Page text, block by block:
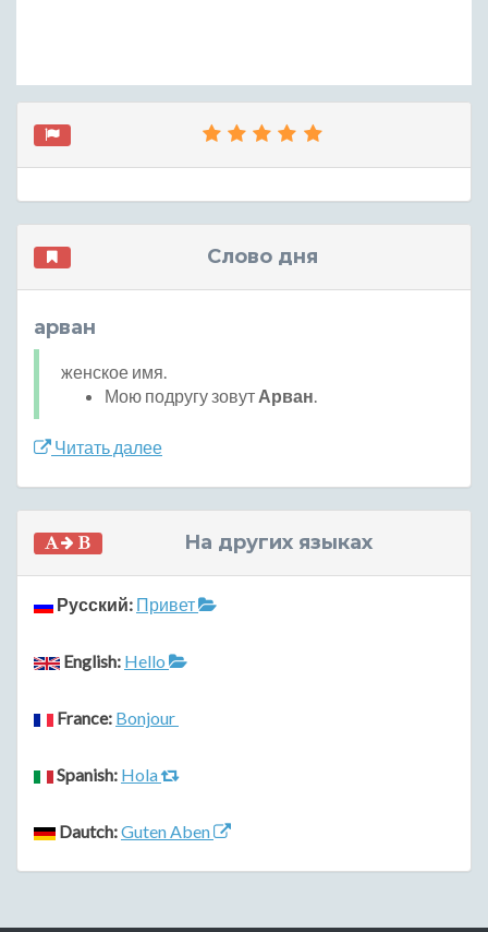
Слово дня
арван
женское имя.
Мою подругу зовут Арван.
Читать далее
На других языках
Русский: Привет
English: Hello
France: Bonjour
Spanish: Hola
Dautch:Guten Aben